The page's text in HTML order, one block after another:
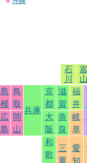
石
川
富
山
島
根
鳥
取
兵庫
京
都
滋
賀
福
井
広
島
岡
山
大
阪
奈
良
岐
阜
和
歌
三
重
愛
知